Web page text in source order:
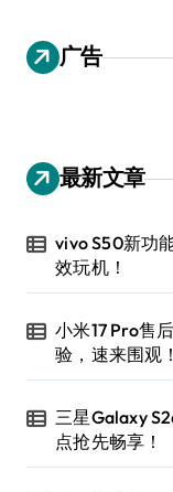
广告
最新文章
vivo S50新功
效玩机！
小米17 Pro售
验，速来围观！
三星Galaxy
点抢先畅享！